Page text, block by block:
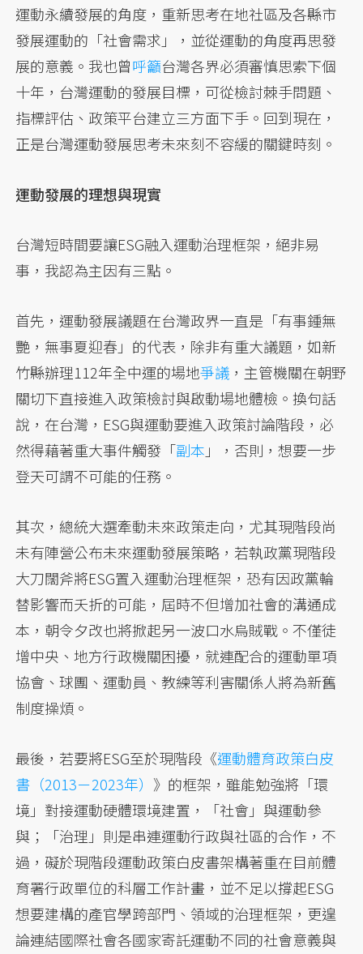
運動永續發展的角度，重新思考在地社區及各縣市
發展運動的「社會需求」，並從運動的角度再思發
展的意義。我也曾呼籲台灣各界必須審慎思索下個
十年，台灣運動的發展目標，可從檢討棘手問題、
指標評估、政策平台建立三方面下手。回到現在，
正是台灣運動發展思考未來刻不容緩的關鍵時刻。
運動發展的理想與現實
台灣短時間要讓ESG融入運動治理框架，絕非易
事，我認為主因有三點。
首先，運動發展議題在台灣政界一直是「有事鍾無
艷，無事夏迎春」的代表，除非有重大議題，如新
竹縣辦理112年全中運的場地爭議 ，主管機關在朝野
關切下直接進入政策檢討與啟動場地體檢。換句話
說，在台灣，ESG與運動要進入政策討論階段，必
然得藉著重大事件觸發「副本 」，否則，想要一步
登天可謂不可能的任務。
其次，總統大選牽動未來政策走向，尤其現階段尚
未有陣營公布未來運動發展策略，若執政黨現階段
大刀闊斧將ESG置入運動治理框架，恐有因政黨輪
替影響而夭折的可能，屆時不但增加社會的溝通成
本，朝令夕改也將掀起另一波口水烏賊戰。不僅徒
增中央、地方行政機關困擾，就連配合的運動單項
協會、球團、運動員、教練等利害關係人將為新舊
制度操煩。
最後，若要將ESG至於現階段《運動體育政策白皮
書（2013－2023年） 》的框架，雖能勉強將「環
境」對接運動硬體環境建置，「社會」與運動參
與；「治理」則是串連運動行政與社區的合作，不
過，礙於現階段運動政策白皮書架構著重在目前體
育署行政單位的科層工作計畫，並不足以撐起ESG
想要建構的產官學跨部門、領域的治理框架，更遑
論連結國際社會各國家寄託運動不同的社會意義與